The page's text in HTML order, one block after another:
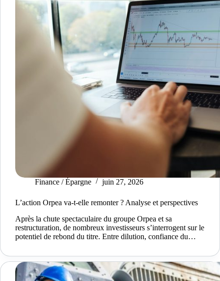
Finance / Épargne juin 27, 2026
L’action Orpea va-t-elle remonter ? Analyse et perspectives
Après la chute spectaculaire du groupe Orpea et sa
restructuration, de nombreux investisseurs s’interrogent sur le
potentiel de rebond du titre. Entre dilution, confiance du…